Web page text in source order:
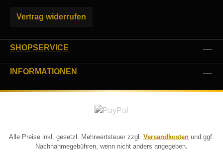
Vertrag widerrufen
SHOPSERVICE
INFORMATIONEN
Alle Preise inkl. gesetzl. Mehrwertsteuer zzgl. Versandkosten und ggf.
Nachnahmegebühren, wenn nicht anders angegeben.